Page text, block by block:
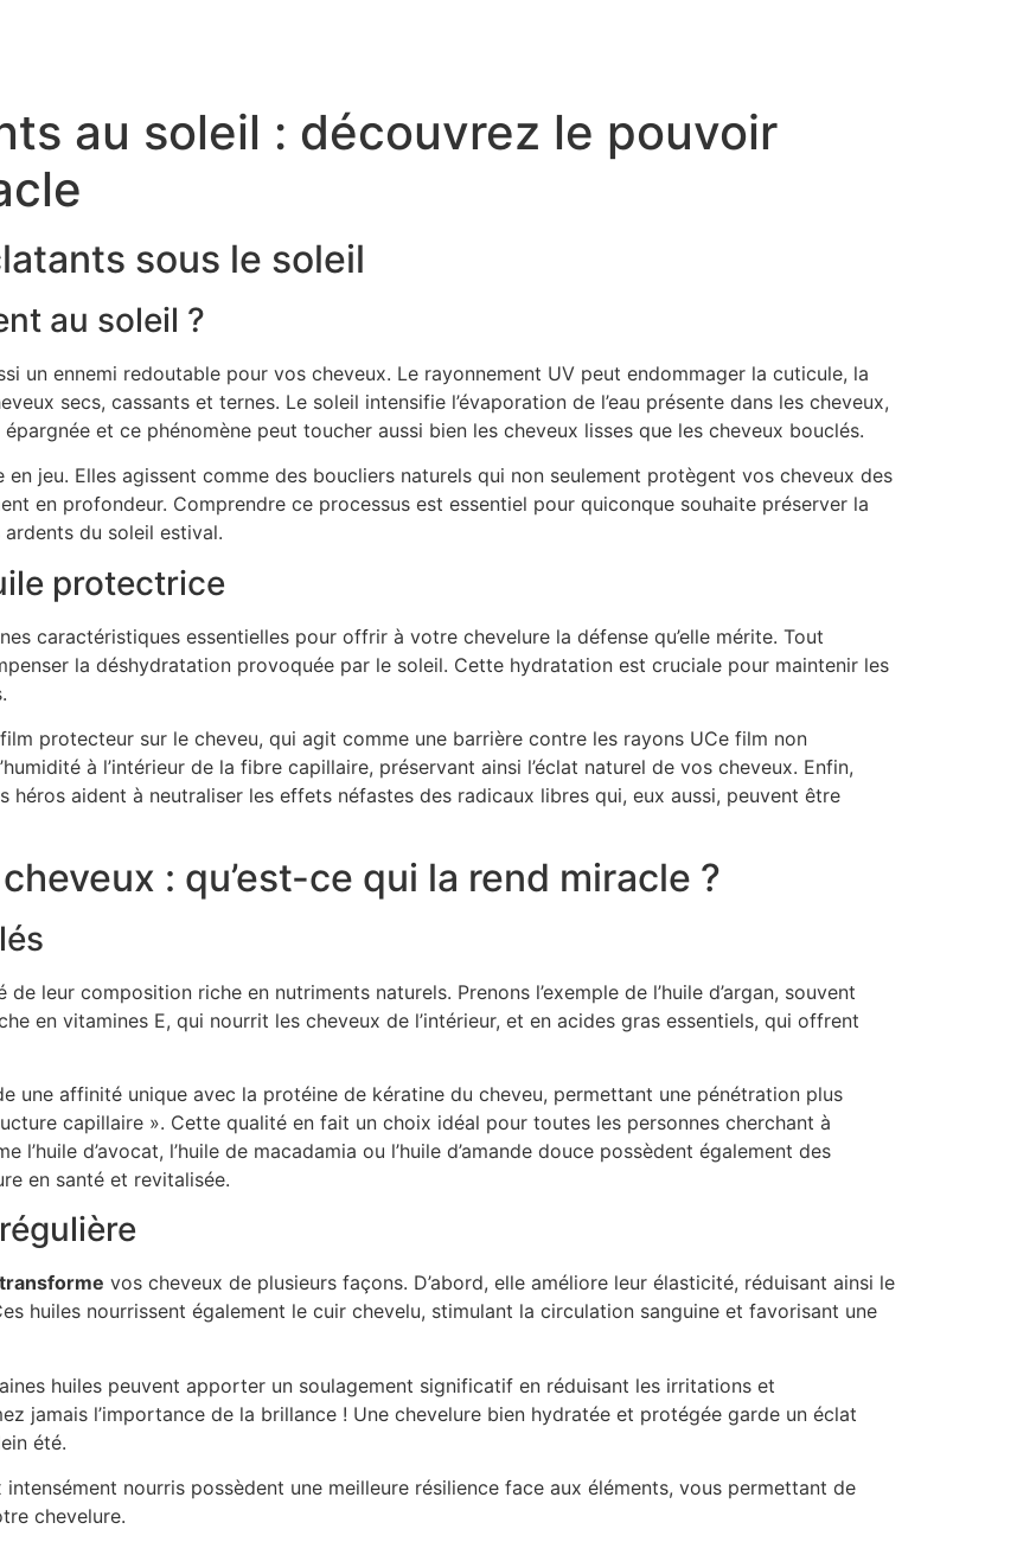
au soleil : découvrez le pouvoir
sous le soleil
au soleil ?
un ennemi redoutable pour vos cheveux. Le rayonnement UV peut endommager la cuticule, la
secs, cassants et ternes. Le soleil intensifie l’évaporation de l’eau présente dans les cheveux,
et ce phénomène peut toucher aussi bien les cheveux lisses que les cheveux bouclés.
en jeu. Elles agissent comme des boucliers naturels qui non seulement protègent vos cheveux des
en profondeur. Comprendre ce processus est essentiel pour quiconque souhaite préserver la
du soleil estival.
protectrice
caractéristiques essentielles pour offrir à votre chevelure la défense qu’elle mérite. Tout
la déshydratation provoquée par le soleil. Cette hydratation est cruciale pour maintenir les
protecteur sur le cheveu, qui agit comme une barrière contre les rayons UCe film non
à l’intérieur de la fibre capillaire, préservant ainsi l’éclat naturel de vos cheveux. Enfin,
héros aident à neutraliser les effets néfastes des radicaux libres qui, eux aussi, peuvent être
: qu’est-ce qui la rend miracle ?
leur composition riche en nutriments naturels. Prenons l’exemple de l’huile d’argan, souvent
en vitamines E, qui nourrit les cheveux de l’intérieur, et en acides gras essentiels, qui offrent
une affinité unique avec la protéine de kératine du cheveu, permettant une pénétration plus
capillaire ». Cette qualité en fait un choix idéal pour toutes les personnes cherchant à
l’huile d’avocat, l’huile de macadamia ou l’huile d’amande douce possèdent également des
en santé et revitalisée.
transforme vos cheveux de plusieurs façons. D’abord, elle améliore leur élasticité, réduisant ainsi le
huiles nourrissent également le cuir chevelu, stimulant la circulation sanguine et favorisant une
huiles peuvent apporter un soulagement significatif en réduisant les irritations et
jamais l’importance de la brillance ! Une chevelure bien hydratée et protégée garde un éclat
été.
intensément nourris possèdent une meilleure résilience face aux éléments, vous permettant de
chevelure.